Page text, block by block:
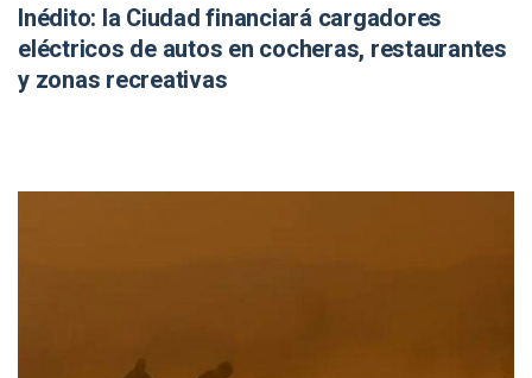
Inédito: la Ciudad financiará cargadores
eléctricos de autos en cocheras, restaurantes
y zonas recreativas